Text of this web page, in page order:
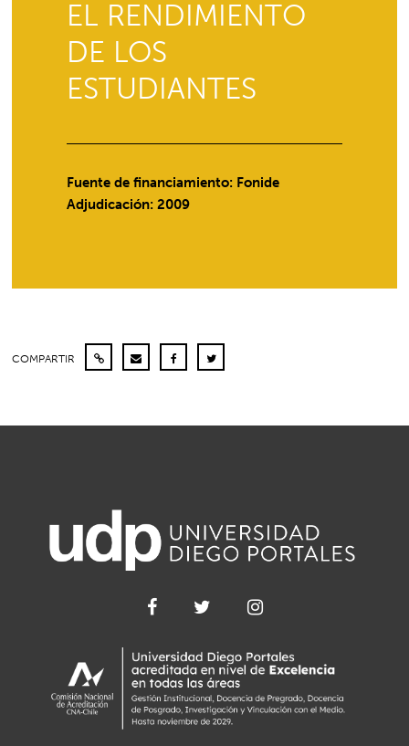
EL RENDIMIENTO
DE LOS
ESTUDIANTES
Fuente de financiamiento: Fonide
Adjudicación: 2009
COMPARTIR